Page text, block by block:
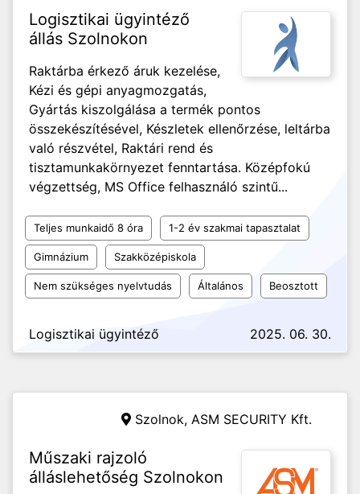
Logisztikai ügyintéző
állás Szolnokon
Raktárba érkező áruk kezelése,
Kézi és gépi anyagmozgatás,
Gyártás kiszolgálása a termék pontos
összekészítésével, Készletek ellenőrzése, leltárba
való részvétel, Raktári rend és
tisztamunkakörnyezet fenntartása. Középfokú
végzettség, MS Office felhasználó szintű...
Teljes munkaidő 8 óra 1-2 év szakmai tapasztalat
Gimnázium Szakközépiskola
Nem szükséges nyelvtudás Általános Beosztott
Logisztikai ügyintéző 2025. 06. 30.
Szolnok, ASM SECURITY Kft.
Műszaki rajzoló
álláslehetőség Szolnokon